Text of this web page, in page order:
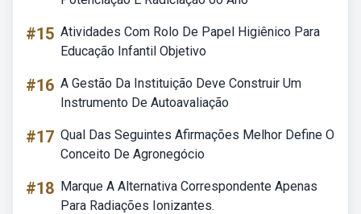
#15 Atividades Com Rolo De Papel Higiênico Para
Educação Infantil Objetivo
#16 A Gestão Da Instituição Deve Construir Um
Instrumento De Autoavaliação
#17 Qual Das Seguintes Afirmações Melhor Define O
Conceito De Agronegócio
#18 Marque A Alternativa Correspondente Apenas
Para Radiações Ionizantes.